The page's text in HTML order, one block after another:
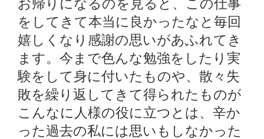
お帰りになるのを見ると、 この仕事
をしてきて本当に良かったなと毎回
嬉しくなり感謝の思いがあふれてき
ます。 今まで色んな勉強をしたり実
験をして身に付いたものや、散々失
敗を繰り返してきて得られたものが
こんなに人様の役に立つとは、辛か
った過去の私には思いもしなかった